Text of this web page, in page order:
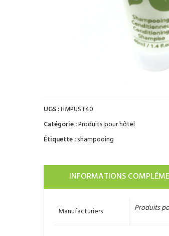
UGS :HMPUST40
Catégorie :Produits pour hôtel
Étiquette :shampooing
INFORMATIONS
Manufacturiers Produits